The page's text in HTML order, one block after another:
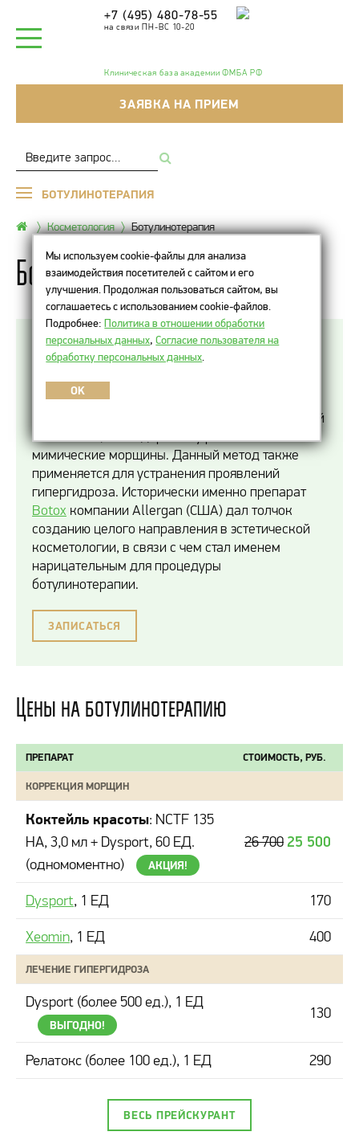
+7 (495) 480-78-55
на связи ПН-ВС 10-20
Клиническая база академии ФМБА РФ
ЗАЯВКА НА ПРИЕМ
БОТУЛИНОТЕРАПИЯ
Косметология Ботулинотерапия
Ботулинотерапия
Ботулинотерапия (Botox) — инъекционная
процедура, предполагающая введение
препаратов на основе ботулотоксина типа А
(БТА) с целью временного расслабления
целевых мышц и устранения гиперкинетической
активности, благодаря чему разглаживаются
мимические морщины. Данный метод также
применяется для устранения проявлений
гипергидроза. Исторически именно препарат
Botox компании Allergan (США) дал толчок
созданию целого направления в эстетической
косметологии, в связи с чем стал именем
нарицательным для процедуры
ботулинотерапии.
ЗАПИСАТЬСЯ
Цены на ботулинотерапию
ПРЕПАРАТ СТОИМОСТЬ, РУБ.
КОРРЕКЦИЯ МОРЩИН
Коктейль красоты: NCTF 135
HA, 3,0 мл + Dysport, 60 ЕД.
(одномоментно)
АКЦИЯ!
26 700 25 500
Dysport, 1 ЕД 170
Xeomin, 1 ЕД 400
ЛЕЧЕНИЕ ГИПЕРГИДРОЗА
Dysport (более 500 ед.), 1 ЕД
ВЫГОДНО!
130
Релатокс (более 100 ед.), 1 ЕД 290
ВЕСЬ ПРЕЙСКУРАНТ
Мы используем cookie-файлы для анализа
взаимодействия посетителей с сайтом и его
улучшения. Продолжая пользоваться сайтом, вы
соглашаетесь с использованием cookie-файлов.
Подробнее:Политика в отношении обработки
персональных данных,Согласие пользователя на
обработку персональных данных
OK